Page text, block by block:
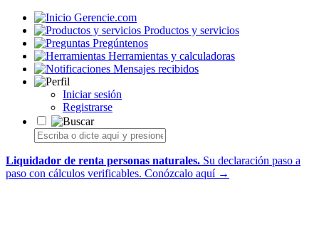
Gerencie.com
Productos y servicios
Pregúntenos
Herramientas y calculadoras
Mensajes recibidos
Iniciar sesión
Registrarse
Liquidador de renta personas naturales. Su declaración paso a
paso con cálculos verificables. Conózcalo aquí →